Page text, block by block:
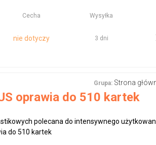
Cecha Wysyłka
nie dotyczy 3 dni
Grupa: Strona
oprawia do 510 kartek
polecana do intensywnego
do 510 kartek